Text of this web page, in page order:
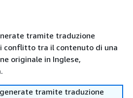
tramite traduzione
conflitto tra il contenuto di una
originale in Inglese,
tramite traduzione